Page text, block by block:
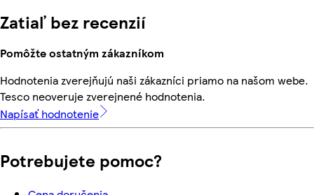
Zatiaľ bez recenzií
Pomôžte ostatným zákazníkom
Hodnotenia zverejňujú naši zákazníci priamo na našom webe.
Tesco neoveruje zverejnené hodnotenia.
Napísať hodnotenie
Potrebujete pomoc?